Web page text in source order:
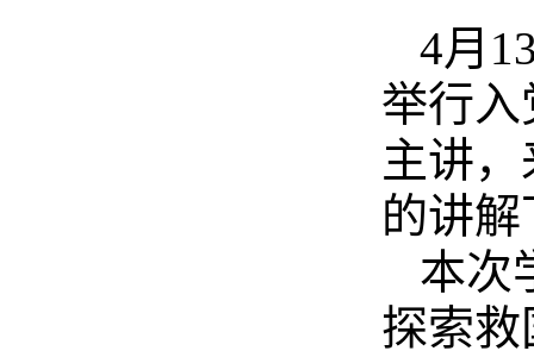
4月
举行
主讲
的讲
本次
探索救